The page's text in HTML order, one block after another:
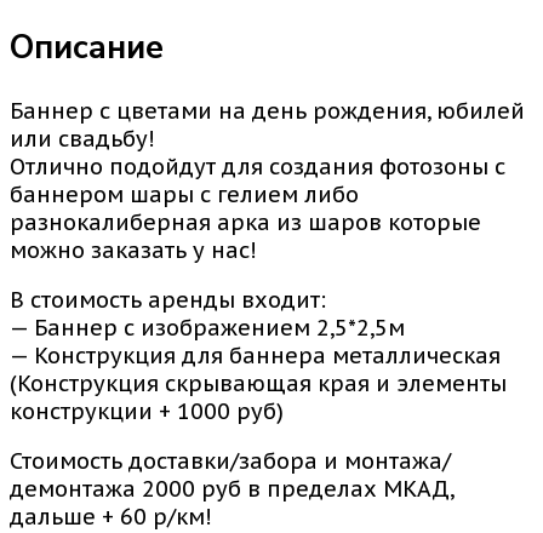
Описание
Баннер с цветами на день рождения, юбилей
или свадьбу!
Отлично подойдут для создания фотозоны с
баннером шары с гелием либо
разнокалиберная арка из шаров которые
можно заказать у нас!
В стоимость аренды входит:
— Баннер с изображением 2,5*2,5м
— Конструкция для баннера металлическая
(Конструкция скрывающая края и элементы
конструкции + 1000 руб)
Стоимость доставки/забора и монтажа/
демонтажа 2000 руб в пределах МКАД,
дальше + 60 р/км!